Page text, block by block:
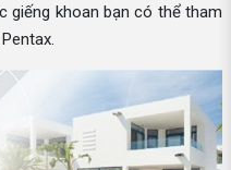
giếng khoan bạn có thể tham